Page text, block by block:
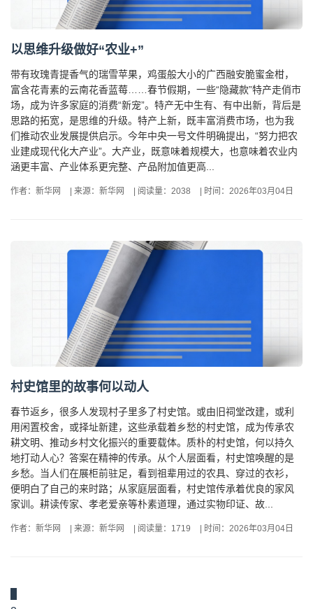
以思维升级做好“农业+”
带有玫瑰青提香气的瑞雪苹果，鸡蛋般大小的广西融安脆蜜金柑，
富含花青素的云南花香蓝莓……春节假期，一些“隐藏款”特产走俏市
场，成为许多家庭的消费“新宠”。特产无中生有、有中出新，背后是
思路的拓宽，是思维的升级。特产上新，既丰富消费市场，也为我
们推动农业发展提供启示。今年中央一号文件明确提出，“努力把农
业建成现代化大产业”。大产业，既意味着规模大，也意味着农业内
涵更丰富、产业体系更完整、产品附加值更高...
作者：新华网 来源：新华网 阅读量：2038 时间：2026年03月04日
村史馆里的故事何以动人
春节返乡，很多人发现村子里多了村史馆。或由旧祠堂改建，或利
用闲置校舍，或择址新建，这些承载着乡愁的村史馆，成为传承农
耕文明、推动乡村文化振兴的重要载体。质朴的村史馆，何以持久
地打动人心？答案在精神的传承。从个人层面看，村史馆唤醒的是
乡愁。当人们在展柜前驻足，看到祖辈用过的农具、穿过的衣衫，
便明白了自己的来时路；从家庭层面看，村史馆传承着优良的家风
家训。耕读传家、孝老爱亲等朴素道理，通过实物印证、故...
作者：新华网 来源：新华网 阅读量：1719 时间：2026年03月04日